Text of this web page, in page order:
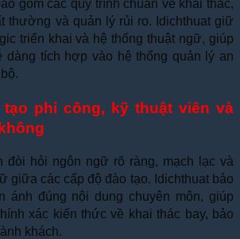
gồm các quy trình chuẩn về khai thác,
thường và quản lý rủi ro. Idichthuat giữ
triển khai và hệ thống thuật ngữ, giúp
dàng tích hợp vào hệ thống quản lý an
tạo phi công, kỹ thuật viên và
đòi hỏi ngôn ngữ rõ ràng, mạch lạc và
giữa các cấp độ đào tạo. Idichthuat bảo
ánh đúng nội dung chuyên môn, giúp
xác kiến thức về khai thác bay, bảo
khách.